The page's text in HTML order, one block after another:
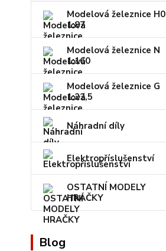
Modelová železnice H0
1:87
Modelová železnice N
1:160
Modelová železnice G
1:22,5
Náhradní díly
Elektropříslušenství
OSTATNÍ MODELY
HRAČKY
Blog